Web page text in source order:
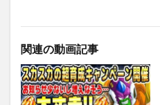
関連の動画記事